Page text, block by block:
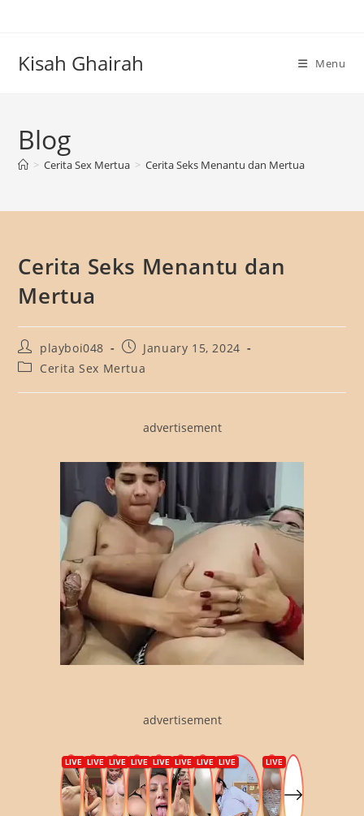
Kisah Ghairah Menu
Blog
> Cerita Sex Mertua > Cerita Seks Menantu dan Mertua
Cerita Seks Menantu dan
Mertua
Post
author:
playboi048
Post
published:
January 15, 2024
PostCerita Sex Mertua
advertisement
advertisement